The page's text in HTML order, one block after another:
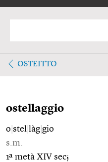
OSTEITTO
ostellaggio
o stel làg gio
s.m.
1ª metà XIV sec;